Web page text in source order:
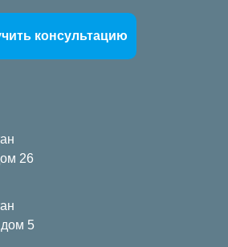
консультацию
26
5